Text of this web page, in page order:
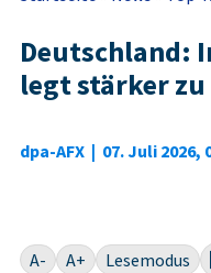
Deutschland:
legt stärker
dpa-AFX | 07. Juli 2026,
A- A+ Lesemodus